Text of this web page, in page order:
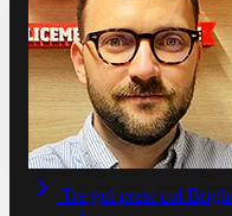
Tre gol presi col